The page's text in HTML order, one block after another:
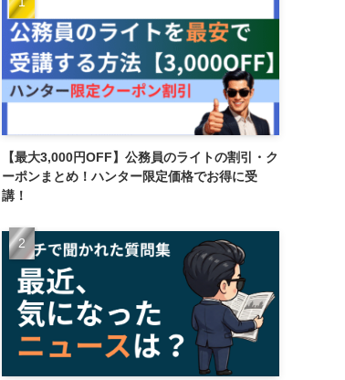
【最大3,000円OFF】公務員のライトの割引・ク
ーポンまとめ！ハンター限定価格でお得に受
講！